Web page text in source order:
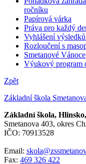
ročníku
Papírová várka
Práva pro každý
Vyhlášení
Rozloučení s
Smetanové Vánoce
Výukový program
Zpět
Základní škola
Základní škola, Hlinsko,
Smetanova 403, okres
IČO: 70913528
Email:
Fax: 469 326 422